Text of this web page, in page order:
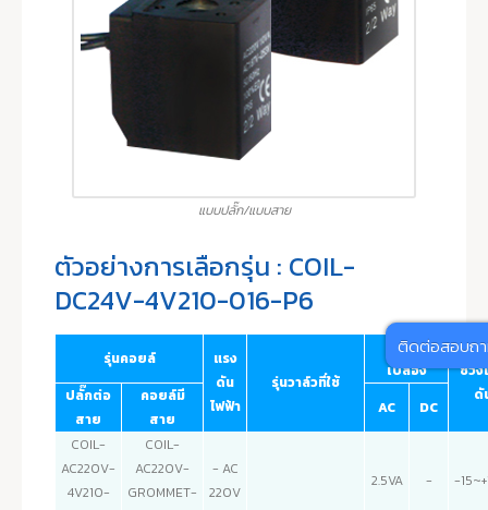
แบบปลั๊ก/แบบสาย
ตัวอย่างการเลือกรุ่น : COIL-
DC24V-4V210-016-P6
รุ่นคอยล์
แรง
ดัน
ไฟฟ้า
รุ่นวาล์วที่ใช้
การสิ้น
เปลือง
ช่วง
ดั
ปลั๊กต่อ
สาย
คอยล์มี
สาย
AC
DC
COIL-
AC220V-
4V210-
COIL-
AC220V-
GROMMET-
- AC
220V
2.5VA - -
ติดต่อสอบถ